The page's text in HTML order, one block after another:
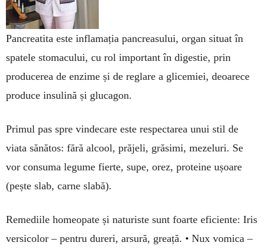
Pancreatita este inflamația pancreasului, organ situat în
spatele stomacului, cu rol important în digestie, prin
producerea de enzime și de reglare a glicemiei, deoarece
produce insulină și glucagon.
Primul pas spre vindecare este respectarea unui stil de
viata sănătos: fără alcool, prăjeli, grăsimi, mezeluri. Se
vor consuma legume fierte, supe, orez, proteine ușoare
(pește slab, carne slabă).
Remediile homeopate și naturiste sunt foarte eficiente: Iris
versicolor – pentru dureri, arsură, greață. • Nux vomica –